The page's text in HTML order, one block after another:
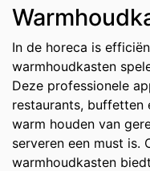
In de horeca is
warmhoudkasten
Deze professionele
restaurants, buffetten
warm houden van
serveren een must is.
warmhoudkasten